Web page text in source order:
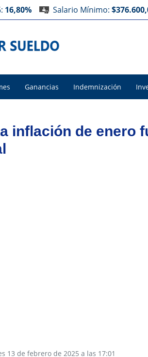
16,80% Salario Mínimo:
Ganancias Indemnización
inflación de enero
13 de febrero de 2025 a las 17:01